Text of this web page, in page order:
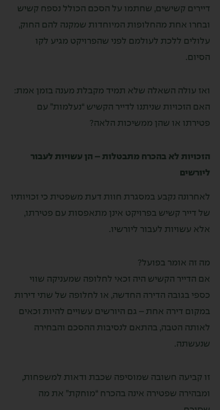
קשישים, שחתמו על הסכם הכולל נספח קשיש
אחת מהחלופות המיוחדות שמקנה להם החוק,
ללכת לעולמם לפני שהפרויקט מגיע לקו
השאלה שלא תמיד מקבלת מענה בזמן אמת:
שניתנו לדייר הקשיש “נעלמות” עם
או שהן ממשיכות הלאה?
לא בהכרח מתבטלות – הן עשויות לעבור
נקבע במסגרת חוות דעת משפטית כי זכויותיו
קשיש בפרויקט אינן מתאפסות עם פטירתו,
לעבור ליורשיו.
אומר בפועל?
הקשיש היה זכאי לחלופה שמעניקה שווי
בגובה הדירה החדשה, או לחלופה של שתי דירות
דירה אחת – גם היורשים עשויים להיות זכאים
הטבה, בהתאם לנסיבות ההסכם והבחירה
חשובה שמוסיפה שכבת ודאות למשפחות,
שפטירה אינה בהכרח “מוחקת” את מה